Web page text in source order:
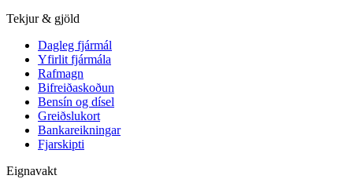
Tekjur & gjöld
Dagleg fjármál
Yfirlit fjármála
Rafmagn
Bifreiðaskoðun
Bensín og dísel
Greiðslukort
Bankareikningar
Fjarskipti
Eignavakt